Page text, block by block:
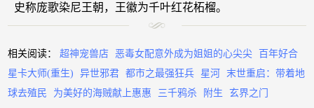
史称庞歌染尼王朝，王徽为千叶红花柘榴。
相关阅读：超神宠兽店 恶毒女配意外成为姐姐的心尖尖
百年好合
星卡大师(重生)
异世邪君 都市之最强狂兵 星河
末世重启：带着地
球去殖民
为美好的海贼献上惠惠 三千鸦杀 附生 玄界之门